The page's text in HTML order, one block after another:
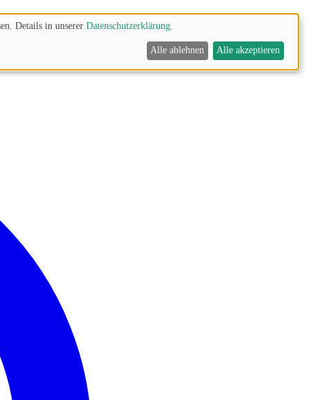
Details in unserer Datenschutzerklärung
Alle ablehnen Alle akzeptieren